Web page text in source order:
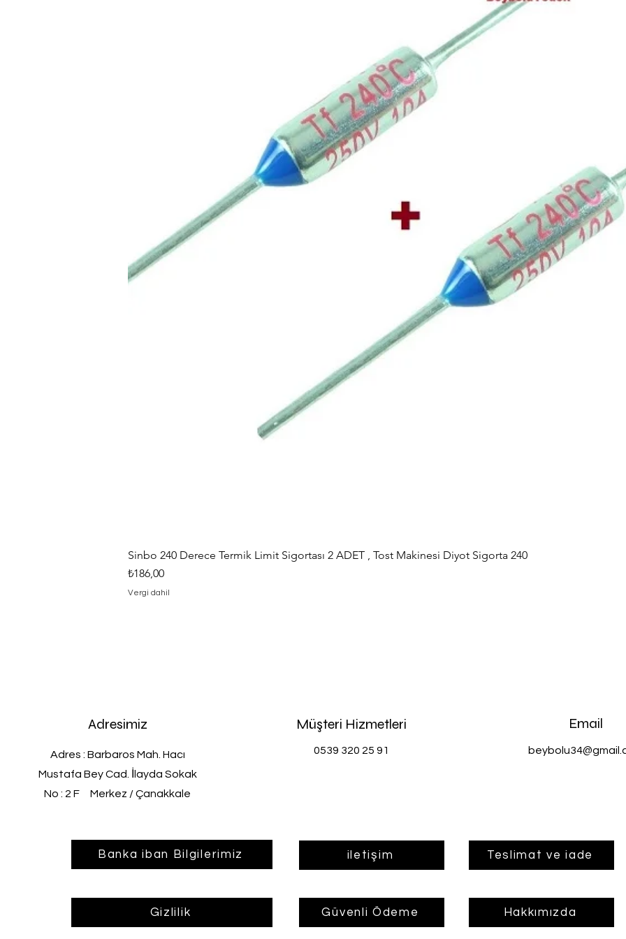
Hızlı Bakış
Sinbo 240 Derece Termik Limit Sigortası 2 ADET , Tost Makinesi Diyot Sigorta 240
Fiyat
₺186,00
Vergi dahil
Adresimiz
Adres : Barbaros Mah. Hacı
Mustafa Bey Cad. İlayda Sokak
No : 2 F Merkez / Çanakkale
Müşteri Hizmetleri
0539 320 25 91
Email
iletişim Teslimat ve iade
Banka iban Bilgilerimiz
Gizlilik Güvenli Ödeme Hakkımızda